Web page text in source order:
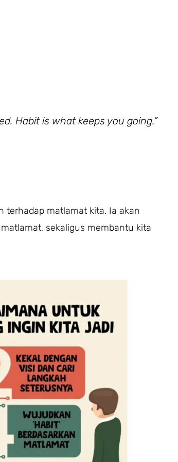
Habit is what keeps you going.”
terhadap matlamat kita. Ia akan
sekaligus membantu kita